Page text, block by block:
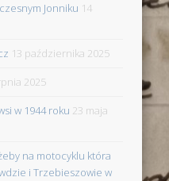
Jonniku 14
13 października 2025
2025
w 1944 roku 23 maja
na motocyklu która
i Trzebieszowie w